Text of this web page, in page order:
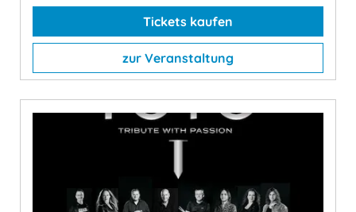
Tickets kaufen
zur Veranstaltung